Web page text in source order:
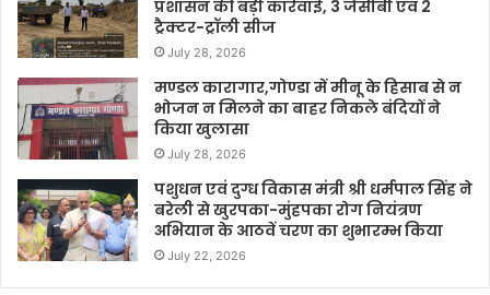
प्रशासन की बड़ी कार्रवाई, 3 जेसीबी एवं 2
ट्रैक्टर-ट्रॉली सीज
July 28, 2026
मण्डल कारागार,गोण्डा में मीनू के हिसाब से न
भोजन न मिलने का बाहर निकले बंदियों ने
किया खुलासा
July 28, 2026
पशुधन एवं दुग्ध विकास मंत्री श्री धर्मपाल सिंह ने
बरेली से खुरपका-मुंहपका रोग नियंत्रण
अभियान के आठवें चरण का शुभारम्भ किया
July 22, 2026